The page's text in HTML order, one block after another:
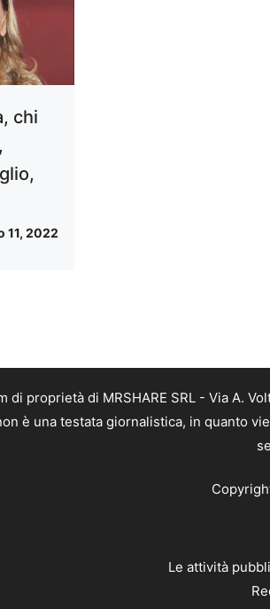
chi
11, 2022
di proprietà di MRSHARE SRL - Via A.
è una testata giornalistica, in quanto
Le attività